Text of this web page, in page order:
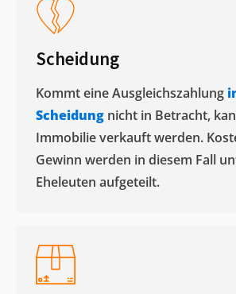
Scheidung
Kommt eine Ausgleichszahlung
Scheidung nicht in Betracht,
Immobilie verkauft werden.
Gewinn werden in diesem Fall
Eheleuten aufgeteilt.​